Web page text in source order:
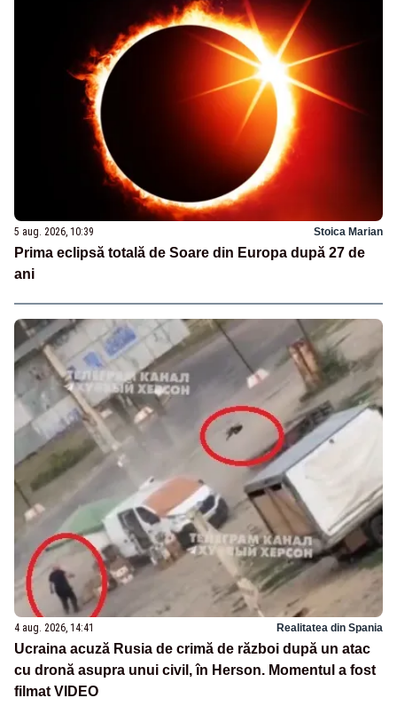
5 aug. 2026, 10:39 Stoica Marian
Prima eclipsă totală de Soare din Europa după 27 de
ani
4 aug. 2026, 14:41 Realitatea din Spania
Ucraina acuză Rusia de crimă de război după un atac
cu dronă asupra unui civil, în Herson. Momentul a fost
filmat VIDEO